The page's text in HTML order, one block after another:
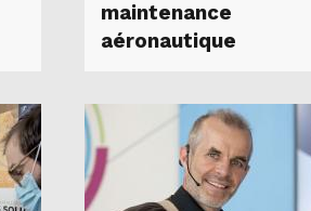
maintenance
aéronautique